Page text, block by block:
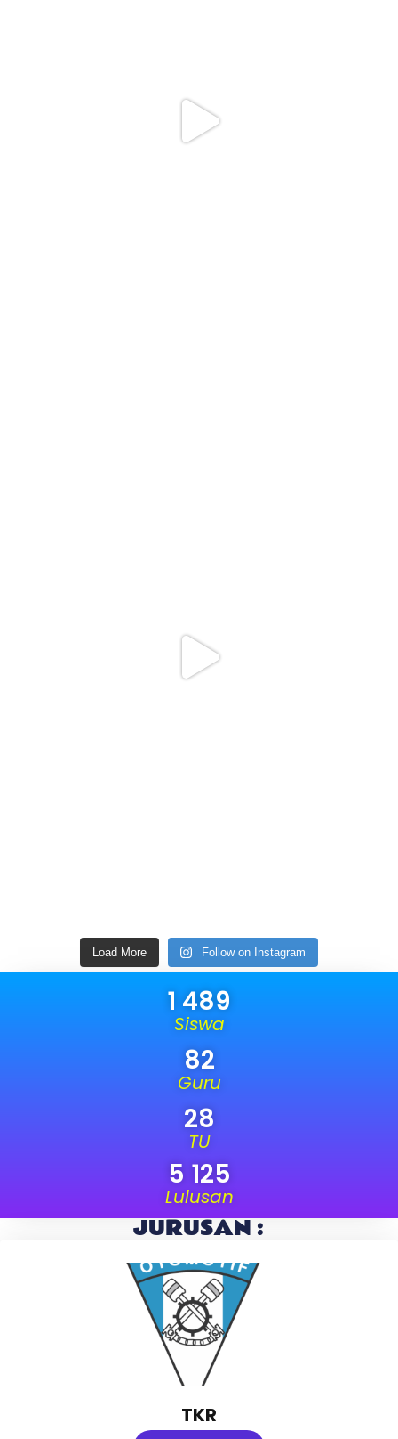
Load More Follow on Instagram
Siswa
1 489
Guru
82
TU
28
Lulusan
5 125
JURUSAN :
TKR